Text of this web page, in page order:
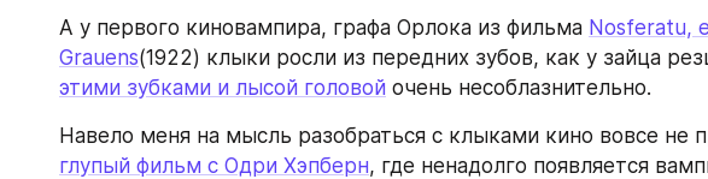
А у первого киновампира, графа Орлока из фильма Nosferatu,
Grauens(1922) клыки росли из передних зубов, как у зайца
этими зубками и лысой головой очень несоблазнительно.
глупый фильм с Одри Хэпберн, где ненадолго появляется